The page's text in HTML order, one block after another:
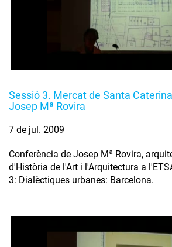
Sessió 3. Mercat de Santa
Josep Mª Rovira
7 de jul. 2009
Conferència de Josep Mª Rovira,
d'Història de l'Art i l'Arquitectura a
3: Dialèctiques urbanes: Barcelona.